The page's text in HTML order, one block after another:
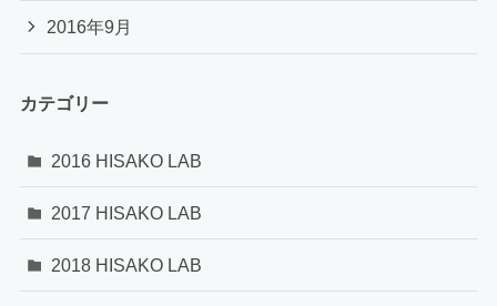
2016年9月
カテゴリー
2016 HISAKO LAB
2017 HISAKO LAB
2018 HISAKO LAB